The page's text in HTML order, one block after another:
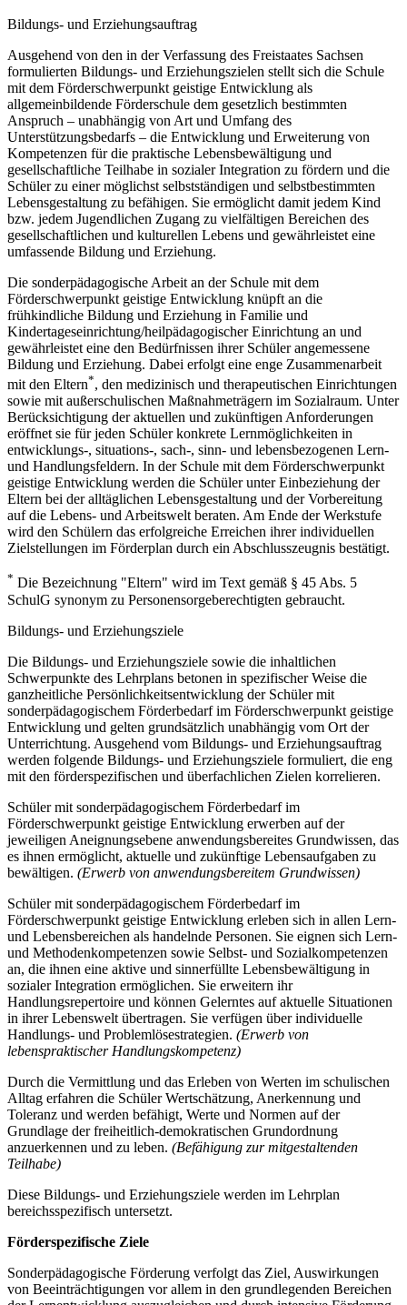
Bildungs- und Erziehungsauftrag
Ausgehend von den in der Verfassung des Freistaates Sachsen
formulierten Bildungs- und Erziehungszielen stellt sich die Schule
mit dem Förderschwerpunkt geistige Entwicklung als
allgemeinbildende Förderschule dem gesetzlich bestimmten
Anspruch – unabhängig von Art und Umfang des
Unterstützungsbedarfs – die Entwicklung und Erweiterung von
Kompetenzen für die praktische Lebensbewältigung und
gesellschaftliche Teilhabe in sozialer Integration zu fördern und die
Schüler zu einer möglichst selbstständigen und selbstbestimmten
Lebensgestaltung zu befähigen. Sie ermöglicht damit jedem Kind
bzw. jedem Jugendlichen Zugang zu vielfältigen Bereichen des
gesellschaftlichen und kulturellen Lebens und gewährleistet eine
umfassende Bildung und Erziehung.
Die sonderpädagogische Arbeit an der Schule mit dem
Förderschwerpunkt geistige Entwicklung knüpft an die
frühkindliche Bildung und Erziehung in Familie und
Kindertageseinrichtung/heilpädagogischer Einrichtung an und
gewährleistet eine den Bedürfnissen ihrer Schüler angemessene
Bildung und Erziehung. Dabei erfolgt eine enge Zusammenarbeit
mit den Eltern*, den medizinisch und therapeutischen Einrichtungen
sowie mit außerschulischen Maßnahmeträgern im Sozialraum. Unter
Berücksichtigung der aktuellen und zukünftigen Anforderungen
eröffnet sie für jeden Schüler konkrete Lernmöglichkeiten in
entwicklungs-, situations-, sach-, sinn- und lebensbezogenen Lern-
und Handlungsfeldern. In der Schule mit dem Förderschwerpunkt
geistige Entwicklung werden die Schüler unter Einbeziehung der
Eltern bei der alltäglichen Lebensgestaltung und der Vorbereitung
auf die Lebens- und Arbeitswelt beraten. Am Ende der Werkstufe
wird den Schülern das erfolgreiche Erreichen ihrer individuellen
Zielstellungen im Förderplan durch ein Abschlusszeugnis bestätigt.
* Die Bezeichnung "Eltern" wird im Text gemäß § 45 Abs. 5
SchulG synonym zu Personensorgeberechtigten gebraucht.
Bildungs- und Erziehungsziele
Die Bildungs- und Erziehungsziele sowie die inhaltlichen
Schwerpunkte des Lehrplans betonen in spezifischer Weise die
ganzheitliche Persönlichkeitsentwicklung der Schüler mit
sonderpädagogischem Förderbedarf im Förderschwerpunkt geistige
Entwicklung und gelten grundsätzlich unabhängig vom Ort der
Unterrichtung. Ausgehend vom Bildungs- und Erziehungsauftrag
werden folgende Bildungs- und Erziehungsziele formuliert, die eng
mit den förderspezifischen und überfachlichen Zielen korrelieren.
Schüler mit sonderpädagogischem Förderbedarf im
Förderschwerpunkt geistige Entwicklung erwerben auf der
jeweiligen Aneignungsebene anwendungsbereites Grundwissen, das
es ihnen ermöglicht, aktuelle und zukünftige Lebensaufgaben zu
bewältigen. (Erwerb von anwendungsbereitem Grundwissen)
Schüler mit sonderpädagogischem Förderbedarf im
Förderschwerpunkt geistige Entwicklung erleben sich in allen Lern-
und Lebensbereichen als handelnde Personen. Sie eignen sich Lern-
und Methodenkompetenzen sowie Selbst- und Sozialkompetenzen
an, die ihnen eine aktive und sinnerfüllte Lebensbewältigung in
sozialer Integration ermöglichen. Sie erweitern ihr
Handlungsrepertoire und können Gelerntes auf aktuelle Situationen
in ihrer Lebenswelt übertragen. Sie verfügen über individuelle
Handlungs- und Problemlösestrategien. (Erwerb von
lebenspraktischer Handlungskompetenz)
Durch die Vermittlung und das Erleben von Werten im schulischen
Alltag erfahren die Schüler Wertschätzung, Anerkennung und
Toleranz und werden befähigt, Werte und Normen auf der
Grundlage der freiheitlich-demokratischen Grundordnung
anzuerkennen und zu leben. (Befähigung zur mitgestaltenden
Teilhabe)
Diese Bildungs- und Erziehungsziele werden im Lehrplan
bereichsspezifisch untersetzt.
Förderspezifische Ziele
Sonderpädagogische Förderung verfolgt das Ziel, Auswirkungen
von Beeinträchtigungen vor allem in den grundlegenden Bereichen